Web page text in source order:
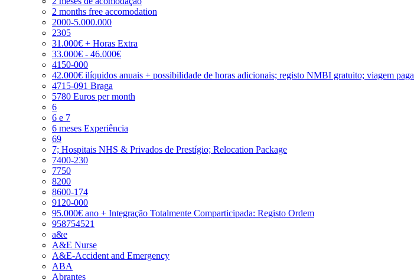
2 months free accomodation
2000-5.000.000
2305
31.000€ + Horas Extra
33.000€ - 46.000€
4150-000
42.000€ ilíquidos anuais + possibilidade de horas adicionais; registo NMBI gratuito; viagem paga
4715-091 Braga
5780 Euros per month
6
6 e 7
6 meses Experiência
69
7; Hospitais NHS & Privados de Prestígio; Relocation Package
7400-230
7750
8200
8600-174
9120-000
95.000€ ano + Integração Totalmente Comparticipada: Registo Ordem
958754521
a&e
A&E Nurse
A&E-Accident and Emergency
ABA
Abrantes